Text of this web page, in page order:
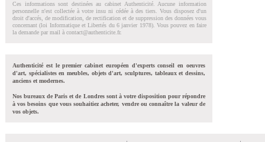
Ces informations sont destinées au cabinet Authenticité. Aucune information
personnelle n'est collectée à votre insu ni cédée à des tiers. Vous disposez d'un
droit d'accés, de modification, de rectification et de suppression des données vous
concernant (loi Informatique et Libertés du 6 janvier 1978). Vous pouvez en faire
la demande par mail à contact@authenticite.fr.
Authenticité est le premier cabinet européen d'experts conseil en oeuvres
d'art, spécialistes en meubles, objets d'art, sculptures, tableaux et dessins,
anciens et modernes.
Nos bureaux de Paris et de Londres sont à votre disposition pour répondre
à vos besoins que vous souhaitiez acheter, vendre ou connaître la valeur de
vos objets.